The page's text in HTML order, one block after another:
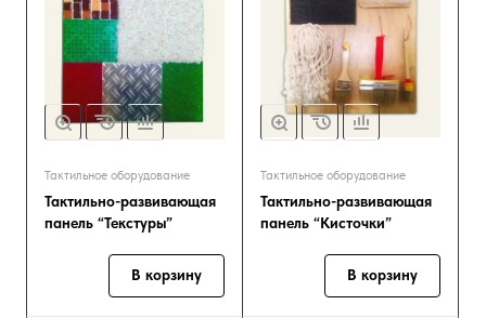
Тактильное оборудование
Тактильно-развивающая
панель “Текстуры”
В корзину
Тактильное оборудование
Тактильно-развивающая
панель “Кисточки”
В корзину